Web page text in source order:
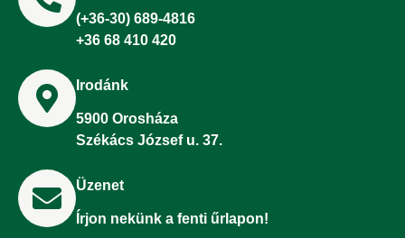
(+36-30) 689-4816
+36 68 410 420
Irodánk
5900 Orosháza
Székács József u. 37.
Üzenet
Írjon nekünk a fenti űrlapon!